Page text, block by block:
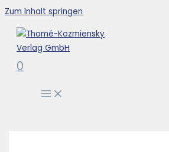
Zum Inhalt springen
0